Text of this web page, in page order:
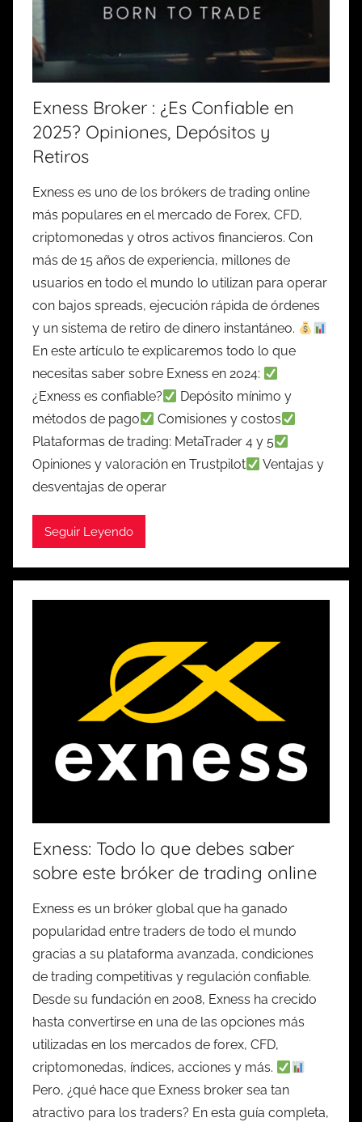
Exness Broker : ¿Es Confiable en
2025? Opiniones, Depósitos y
Retiros
Exness es uno de los brókers de trading online
más populares en el mercado de Forex, CFD,
criptomonedas y otros activos financieros. Con
más de 15 años de experiencia, millones de
usuarios en todo el mundo lo utilizan para operar
con bajos spreads, ejecución rápida de órdenes
y un sistema de retiro de dinero instantáneo.
En este artículo te explicaremos todo lo que
necesitas saber sobre Exness en 2024:
¿Exness es confiable?
Depósito mínimo y
métodos de pago
Comisiones y costos
Plataformas de trading: MetaTrader 4 y 5
Opiniones y valoración en Trustpilot
Ventajas y
desventajas de operar
Seguir Leyendo
Exness: Todo lo que debes saber
sobre este bróker de trading online
Exness es un bróker global que ha ganado
popularidad entre traders de todo el mundo
gracias a su plataforma avanzada, condiciones
de trading competitivas y regulación confiable.
Desde su fundación en 2008, Exness ha crecido
hasta convertirse en una de las opciones más
utilizadas en los mercados de forex, CFD,
criptomonedas, índices, acciones y más.
Pero, ¿qué hace que Exness broker sea tan
atractivo para los traders? En esta guía completa,